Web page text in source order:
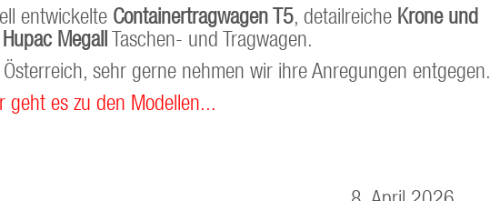
entwickelte Containertragwagen T5, detailreiche Krone und
Hupac MegaII Taschen- und Tragwagen.
sehr gerne nehmen wir ihre Anregungen entgegen.
geht es zu den Modellen...